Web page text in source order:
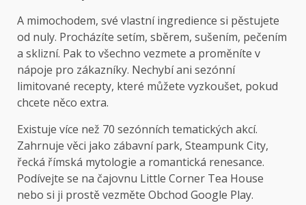
A mimochodem, své vlastní ingredience si pěstujete
od nuly. Procházíte setím, sběrem, sušením, pečením
a sklizní. Pak to všechno vezmete a proměníte v
nápoje pro zákazníky. Nechybí ani sezónní
limitované recepty, které můžete vyzkoušet, pokud
chcete něco extra.
Existuje více než 70 sezónních tematických akcí.
Zahrnuje věci jako zábavní park, Steampunk City,
řecká římská mytologie a romantická renesance.
Podívejte se na čajovnu Little Corner Tea House
nebo si ji prostě vezměte Obchod Google Play.